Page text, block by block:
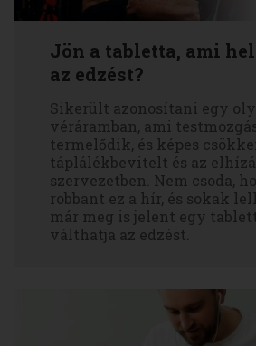
Jön a tabletta, ami
az edzést?
Sikerült azonosítani egy
véráramban, ami
termelődik, és képes
táplálékbevitelt és az
szervezetben. Nem csoda,
robbant ez a hír, és sokak
már meg is jelent egy
válthatja az edzést.